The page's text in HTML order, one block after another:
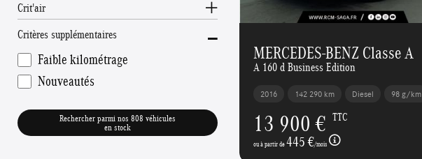
Crit'air
Critères supplémentaires
-
Faible kilométrage
Nouveautés
Rechercher parmi nos 808 véhicules
en stock
MERCEDES-BENZ Classe A
A 160 d Business Edition
2016 142 290 km Diesel 98 g/km
13 900 € TTC
ou à partir de445 €/mois